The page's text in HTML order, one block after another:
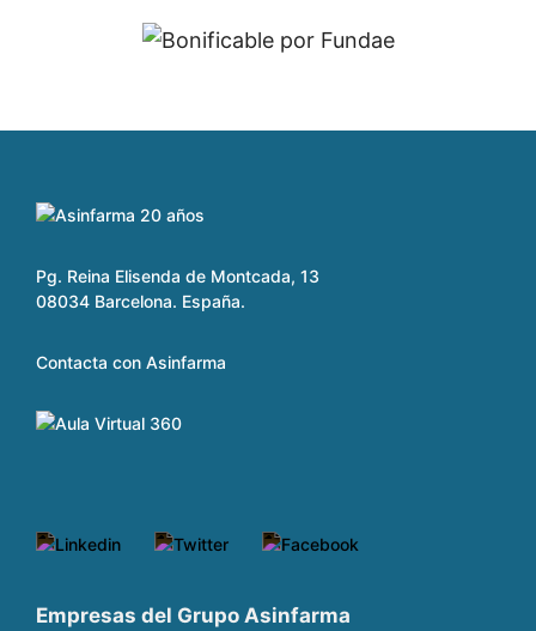
Pg. Reina Elisenda de Montcada, 13
08034 Barcelona. España.
Contacta con Asinfarma
Empresas del Grupo Asinfarma